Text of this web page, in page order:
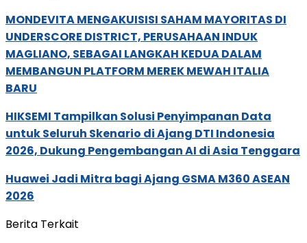
MONDEVITA MENGAKUISISI SAHAM MAYORITAS DI
UNDERSCORE DISTRICT, PERUSAHAAN INDUK
MAGLIANO, SEBAGAI LANGKAH KEDUA DALAM
MEMBANGUN PLATFORM MEREK MEWAH ITALIA
BARU
HIKSEMI Tampilkan Solusi Penyimpanan Data
untuk Seluruh Skenario di Ajang DTI Indonesia
2026, Dukung Pengembangan AI di Asia Tenggara
Huawei Jadi Mitra bagi Ajang GSMA M360 ASEAN
2026
Berita Terkait